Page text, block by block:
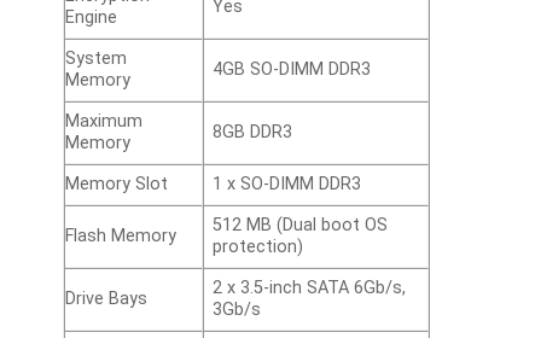
Engine
Yes
System
Memory
4GB SO-DIMM DDR3
Maximum
Memory
8GB DDR3
Memory Slot 1 x SO-DIMM DDR3
Flash Memory
512 MB (Dual boot OS
protection)
Drive Bays
2 x 3.5-inch SATA 6Gb/s,
3Gb/s